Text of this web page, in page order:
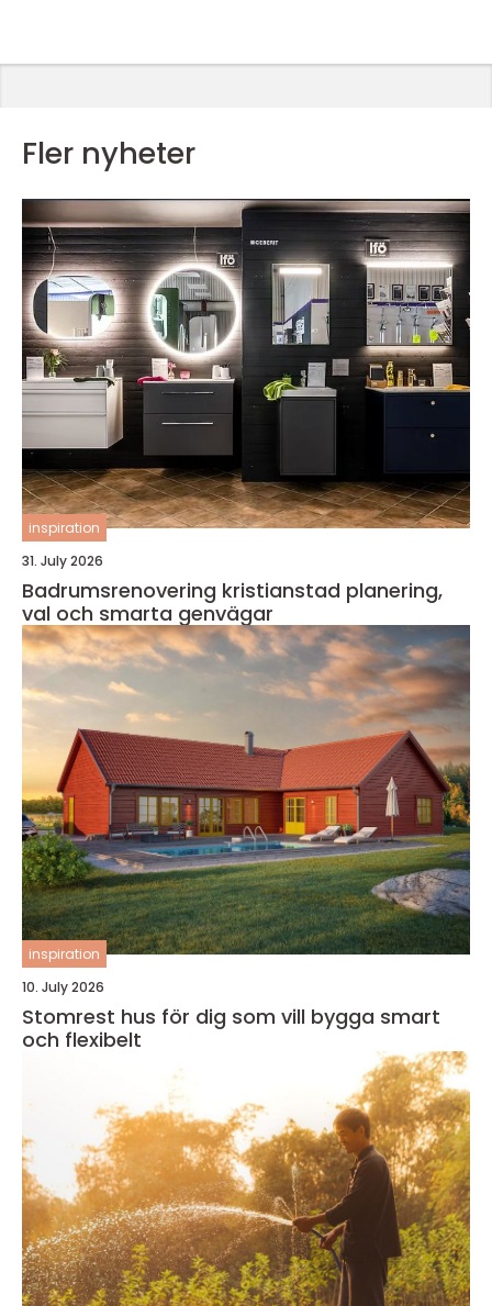
Fler nyheter
inspiration
31. July 2026
Badrumsrenovering kristianstad planering,
val och smarta genvägar
inspiration
10. July 2026
Stomrest hus för dig som vill bygga smart
och flexibelt